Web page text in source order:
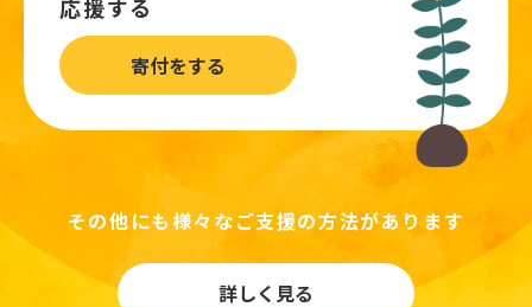
応援する
寄付をする
その他にも様々なご支援の方法があります
詳しく見る